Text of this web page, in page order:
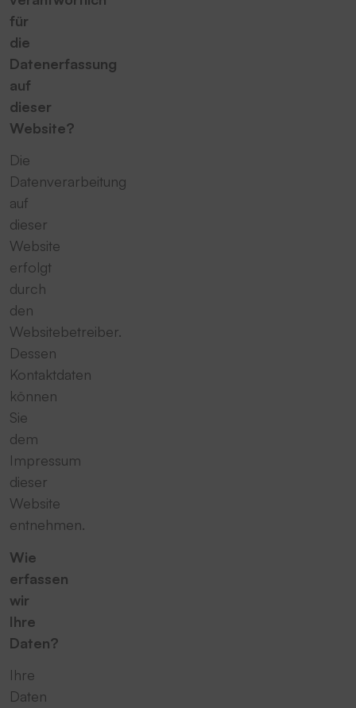
für
die
Datenerfassung
auf
dieser
Website?
Die
Datenverarbeitung
auf
dieser
Website
erfolgt
durch
den
Websitebetreiber.
Dessen
Kontaktdaten
können
Sie
dem
Impressum
dieser
Website
entnehmen.
Wie
erfassen
wir
Ihre
Daten?
Ihre
Daten